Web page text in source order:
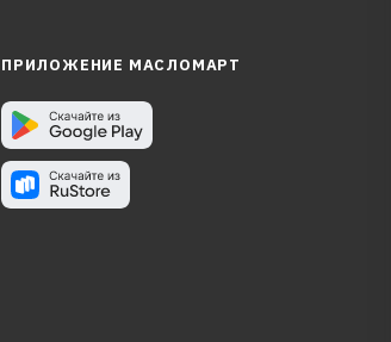
ПРИЛОЖЕНИЕ МАСЛОМАРТ